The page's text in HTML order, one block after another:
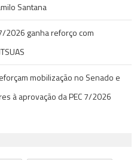
Santana
2026 ganha reforço com
mobilização no Senado e
à aprovação da PEC 7/2026